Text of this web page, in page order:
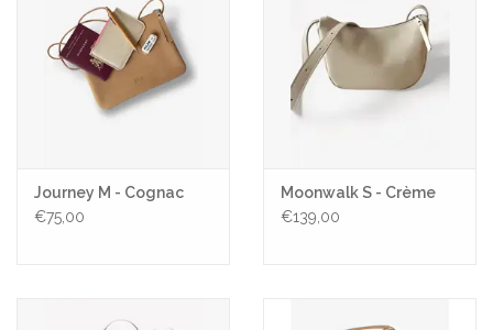
Journey M - Cognac
€75,00
Moonwalk S - Crème
€139,00